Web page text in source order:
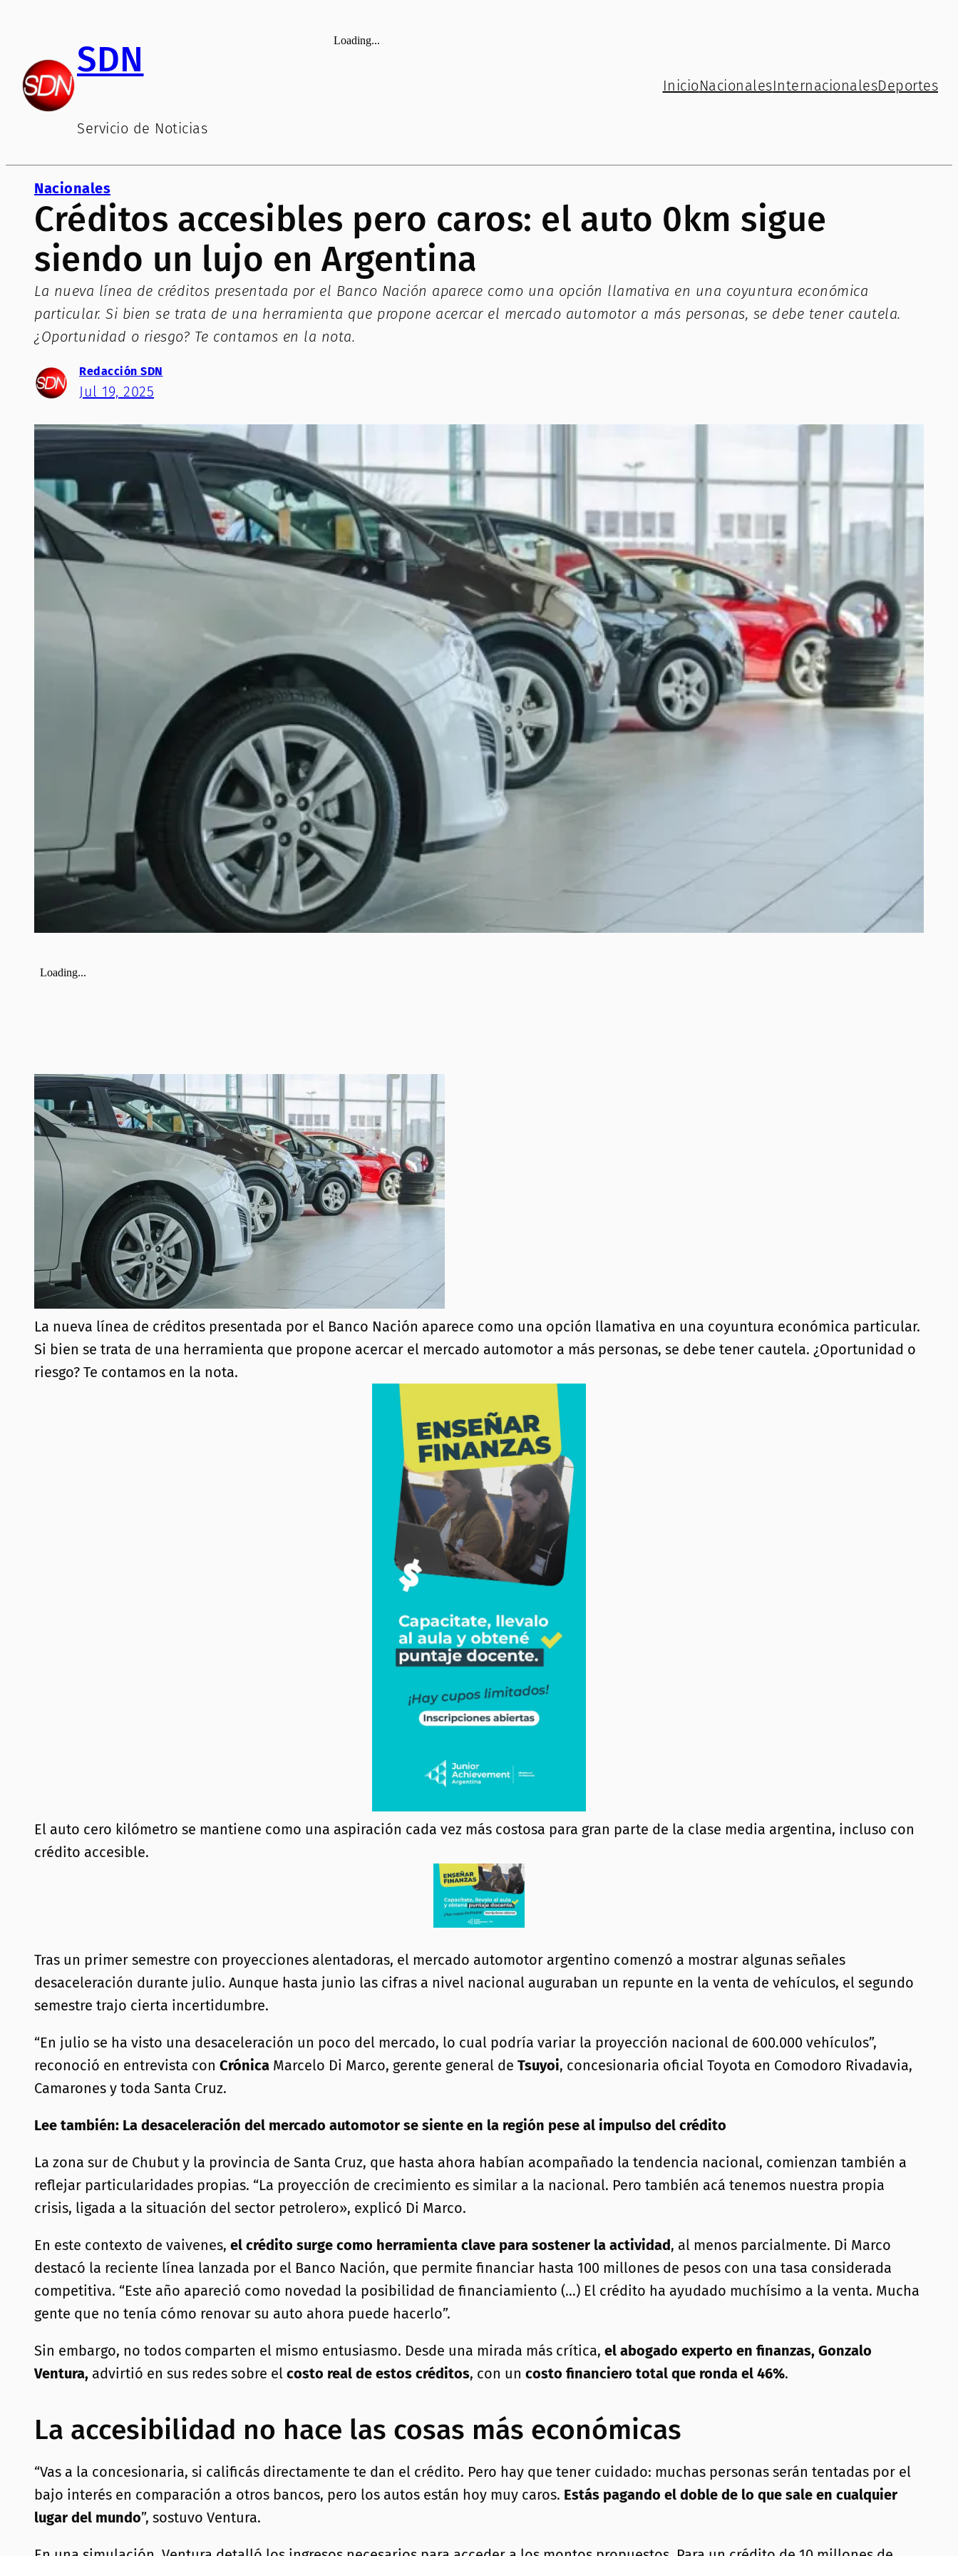
contenido
SDN
Servicio de Noticias
InicioNacionalesInternacionalesDeportes
Nacionales
Créditos accesibles pero caros: el auto 0km sigue
siendo un lujo en Argentina
La nueva línea de créditos presentada por el Banco Nación aparece como una opción llamativa en una coyuntura económica
particular. Si bien se trata de una herramienta que propone acercar el mercado automotor a más personas, se debe tener cautela.
¿Oportunidad o riesgo? Te contamos en la nota.
Redacción SDN
Jul 19, 2025
La nueva línea de créditos presentada por el Banco Nación aparece como una opción llamativa en una coyuntura económica particular.
Si bien se trata de una herramienta que propone acercar el mercado automotor a más personas, se debe tener cautela. ¿Oportunidad o
riesgo? Te contamos en la nota.
El auto cero kilómetro se mantiene como una aspiración cada vez más costosa para gran parte de la clase media argentina, incluso con
crédito accesible.
Tras un primer semestre con proyecciones alentadoras, el mercado automotor argentino comenzó a mostrar algunas señales
desaceleración durante julio. Aunque hasta junio las cifras a nivel nacional auguraban un repunte en la venta de vehículos, el segundo
semestre trajo cierta incertidumbre.
“En julio se ha visto una desaceleración un poco del mercado, lo cual podría variar la proyección nacional de 600.000 vehículos”,
reconoció en entrevista con Crónica Marcelo Di Marco, gerente general de Tsuyoi, concesionaria oficial Toyota en Comodoro Rivadavia,
Camarones y toda Santa Cruz.
Lee también: La desaceleración del mercado automotor se siente en la región pese al impulso del crédito
La zona sur de Chubut y la provincia de Santa Cruz, que hasta ahora habían acompañado la tendencia nacional, comienzan también a
reflejar particularidades propias. “La proyección de crecimiento es similar a la nacional. Pero también acá tenemos nuestra propia
crisis, ligada a la situación del sector petrolero», explicó Di Marco.
En este contexto de vaivenes, el crédito surge como herramienta clave para sostener la actividad, al menos parcialmente. Di Marco
destacó la reciente línea lanzada por el Banco Nación, que permite financiar hasta 100 millones de pesos con una tasa considerada
competitiva. “Este año apareció como novedad la posibilidad de financiamiento (…) El crédito ha ayudado muchísimo a la venta. Mucha
gente que no tenía cómo renovar su auto ahora puede hacerlo”.
Sin embargo, no todos comparten el mismo entusiasmo. Desde una mirada más crítica, el abogado experto en finanzas, Gonzalo
Ventura, advirtió en sus redes sobre el costo real de estos créditos, con un costo financiero total que ronda el 46%.
La accesibilidad no hace las cosas más económicas
“Vas a la concesionaria, si calificás directamente te dan el crédito. Pero hay que tener cuidado: muchas personas serán tentadas por el
bajo interés en comparación a otros bancos, pero los autos están hoy muy caros. Estás pagando el doble de lo que sale en cualquier
lugar del mundo”, sostuvo Ventura.